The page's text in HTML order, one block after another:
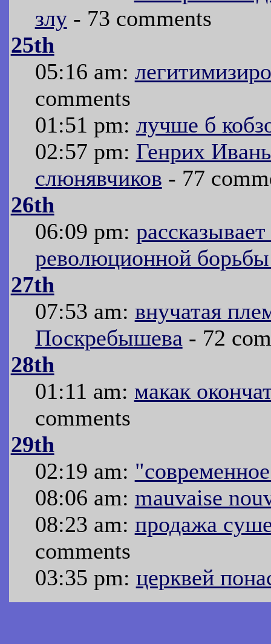
злу- 73 comments
25th
05:16 am:
comments
01:51 pm: лучше б
02:57 pm: Генрих
слюнявчиков - 77
26th
06:09 pm:
революционной
27th
07:53 am: внучатая
Поскребышева - 72
28th
01:11 am: макак
comments
29th
02:19 am:
08:06 am: mauvaise
08:23 am: продажа
comments
03:35 pm: церквей